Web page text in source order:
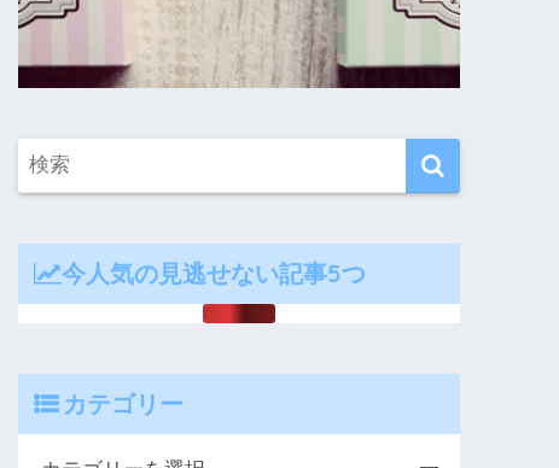
今人気の見逃せない記事5つ
カテゴリー